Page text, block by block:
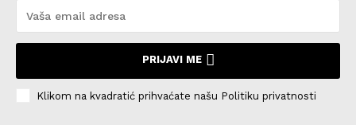
PRIJAVI ME
Klikom na kvadratić prihvaćate našu Politiku privatnosti